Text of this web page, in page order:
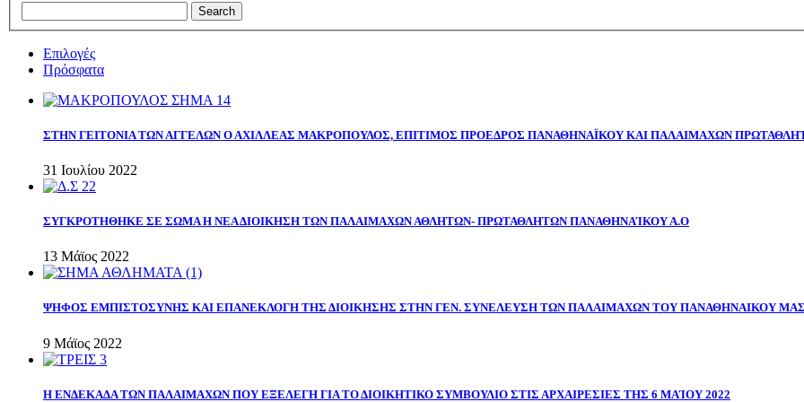
Επιλογές
Πρόσφατα
ΣΤΗΝ ΓΕΙΤΟΝΙΑ ΤΩΝ ΑΓΓΕΛΩΝ Ο ΑΧΙΛΛΕΑΣ ΜΑΚΡΟΠΟΥΛΟΣ, ΕΠΙΤΙΜΟΣ ΠΡΟΕΔΡΟΣ ΠΑΝΑΘΗΝΑΪΚΟΥ ΚΑΙ ΠΑΛΑΙΜΑΧΩΝ
31 Ιουλίου 2022
ΣΥΓΚΡΟΤΗΘΗΚΕ ΣΕ ΣΩΜΑ Η ΝΕΑ ΔΙΟΙΚΗΣΗ ΤΩΝ ΠΑΛΑΙΜΑΧΩΝ ΑΘΛΗΤΩΝ- ΠΡΩΤΑΘΛΗΤΩΝ ΠΑΝΑΘΗΝΑΊΚΟΥ Α.Ο
13 Μάϊος 2022
ΨΗΦΟΣ ΕΜΠΙΣΤΟΣΥΝΗΣ ΚΑΙ ΕΠΑΝΕΚΛΟΓΗ ΤΗΣ ΔΙΟΙΚΗΣΗΣ ΣΤΗΝ ΓΕΝ. ΣΥΝΕΛΕΥΣΗ ΤΩΝ ΠΑΛΑΙΜΑΧΩΝ ΤΟΥ ΠΑΝΑΘΗΝΑΙΚΟΥ ΜΑΣ
9 Μάϊος 2022
Η ΕΝΔΕΚΑΔΑ ΤΩΝ ΠΑΛΑΙΜΑΧΩΝ ΠΟΥ ΕΞΕΛΕΓΗ ΓΙΑ ΤΟ ΔΙΟΙΚΗΤΙΚΟ ΣΥΜΒΟΥΛΙΟ ΣΤΙΣ ΑΡΧΑΙΡΕΣΙΕΣ ΤΗΣ 6 ΜΑΊΟΥ 2022